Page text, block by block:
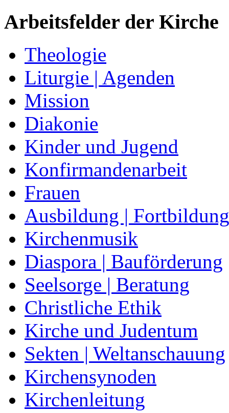
Arbeitsfelder der Kirche
Theologie
Liturgie | Agenden
Mission
Diakonie
Kinder und Jugend
Konfirmandenarbeit
Frauen
Ausbildung | Fortbildung
Kirchenmusik
Diaspora | Bauförderung
Seelsorge | Beratung
Christliche Ethik
Kirche und Judentum
Sekten | Weltanschauung
Kirchensynoden
Kirchenleitung